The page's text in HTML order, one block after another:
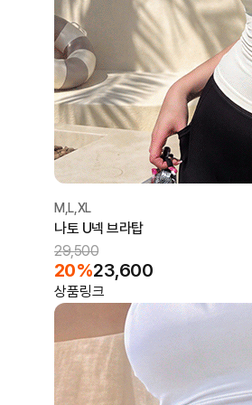
M,L,XL
나토 U넥 브라탑
29,500
20%23,600
상품링크